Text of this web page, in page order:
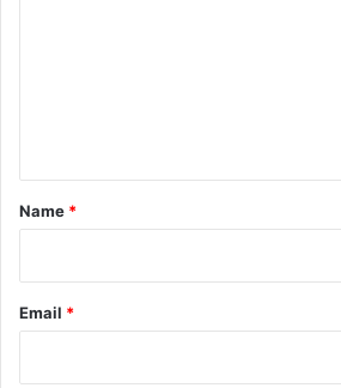
*
Name *
Email *